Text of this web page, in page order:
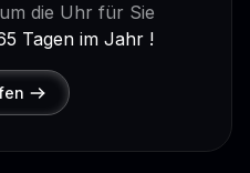
die Uhr für Sie
Tagen im Jahr !